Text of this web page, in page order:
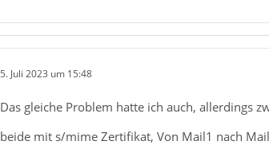
5. Juli 2023 um 15:48
Das gleiche Problem hatte ich auch, allerdings
beide mit s/mime Zertifikat, Von Mail1 nach